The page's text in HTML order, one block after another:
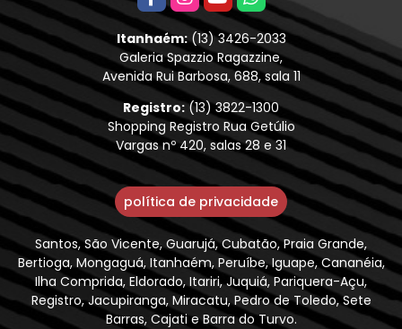
Itanhaém:(13) 3426-2033
Galeria Spazzio Ragazzine,
Avenida Rui Barbosa, 688, sala 11
Registro:(13) 3822-1300
Shopping Registro Rua Getúlio
Vargas nº 420, salas 28 e 31
política de privacidade
Santos, São Vicente, Guarujá, Cubatão, Praia Grande,
Bertioga, Mongaguá, Itanhaém, Peruíbe, Iguape, Cananéia,
Ilha Comprida, Eldorado, Itariri, Juquiá, Pariquera-Açu,
Registro, Jacupiranga, Miracatu, Pedro de Toledo, Sete
Barras, Cajati e Barra do Turvo.